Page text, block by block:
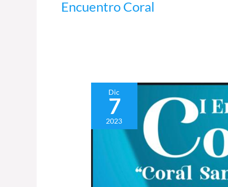
Encuentro Coral
Dic
7
2023
Encuentro
Coral
Arrecife